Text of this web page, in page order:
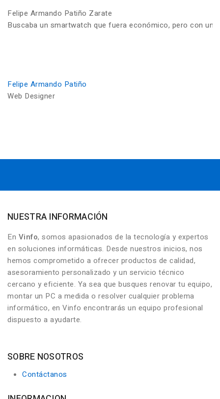
Felipe Armando Patiño Zarate
Buscaba un smartwatch que fuera económico, pero con
Felipe Armando Patiño
Web Designer
NUESTRA INFORMACIÓN
En Vinfo, somos apasionados de la tecnología y expertos
en soluciones informáticas. Desde nuestros inicios, nos
hemos comprometido a ofrecer productos de calidad,
asesoramiento personalizado y un servicio técnico
cercano y eficiente. Ya sea que busques renovar tu equipo,
montar un PC a medida o resolver cualquier problema
informático, en Vinfo encontrarás un equipo profesional
dispuesto a ayudarte.
SOBRE NOSOTROS
Contáctanos